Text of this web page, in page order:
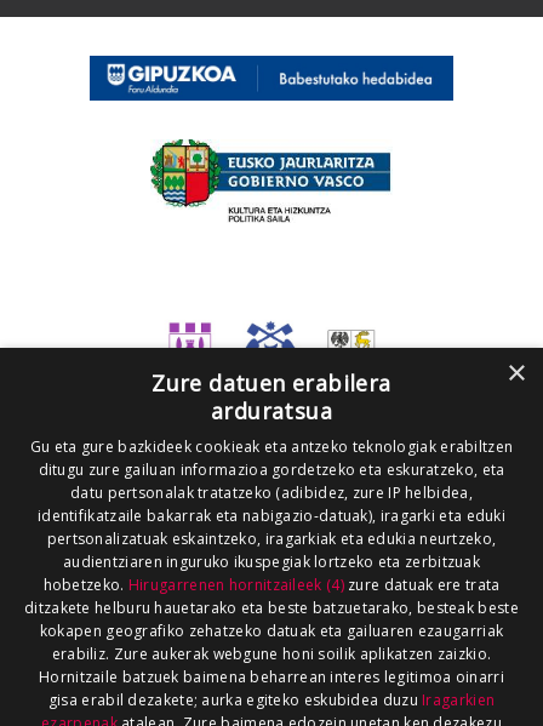
×
Zure datuen erabilera
arduratsua
Gu eta gure bazkideek cookieak eta antzeko teknologiak erabiltzen
ditugu zure gailuan informazioa gordetzeko eta eskuratzeko, eta
datu pertsonalak tratatzeko (adibidez, zure IP helbidea,
identifikatzaile bakarrak eta nabigazio-datuak), iragarki eta eduki
pertsonalizatuak eskaintzeko, iragarkiak eta edukia neurtzeko,
audientziaren inguruko ikuspegiak lortzeko eta zerbitzuak
hobetzeko. Hirugarrenen hornitzaileek (4)zure datuak ere trata
ditzakete helburu hauetarako eta beste batzuetarako, besteak beste
kokapen geografiko zehatzeko datuak eta gailuaren ezaugarriak
erabiliz. Zure aukerak webgune honi soilik aplikatzen zaizkio.
Hornitzaile batzuek baimena beharrean interes legitimoa oinarri
gisa erabil dezakete; aurka egiteko eskubidea duzu Iragarkien